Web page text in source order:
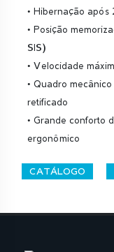
• Hibernação após
• Posição
SIS)
• Velocidade
• Quadro
retificado
• Grande conforto
ergonômico
CATÁLOGO